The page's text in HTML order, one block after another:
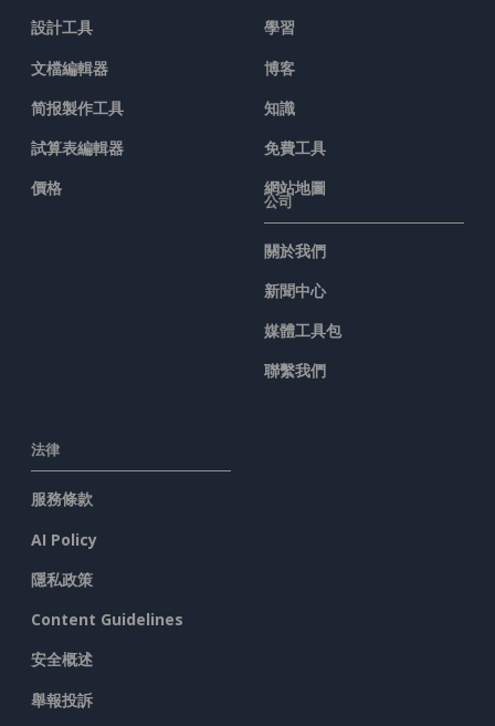
設計工具
文檔編輯器
简报製作工具
試算表編輯器
價格
學習
博客
知識
免費工具
網站地圖
公司
關於我們
新聞中心
媒體工具包
聯繫我們
法律
服務條款
AI Policy
隱私政策
Content Guidelines
安全概述
舉報投訴